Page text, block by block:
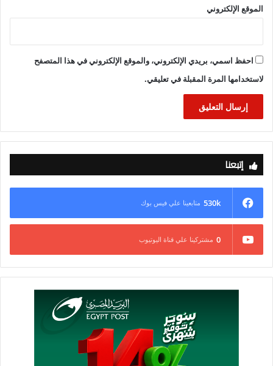
الموقع الإلكتروني
احفظ اسمي، بريدي الإلكتروني، والموقع الإلكتروني في هذا المتصفح
لاستخدامها المرة المقبلة في تعليقي.
إتبعنا
530k متابعينا علي فيس بوك
0 مشتركينا علي قناة اليوتيوب